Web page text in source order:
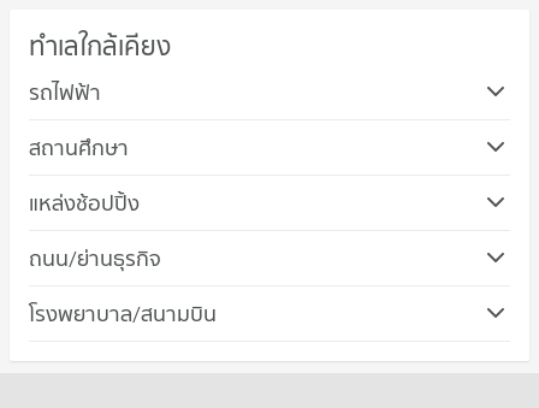
ทำเลใกล้เคียง
รถไฟฟ้า
สถานศึกษา
แหล่งช้อปปิ้ง
ถนน/ย่านธุรกิจ
คอนโด หาดแสงจันทร์
คอนโดให้เช่า หาดแสงจันทร์
โรงพยาบาล/สนามบิน